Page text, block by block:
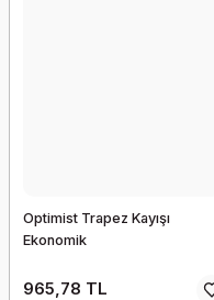
Optimist Trapez Kayışı
Ekonomik
965,78 TL